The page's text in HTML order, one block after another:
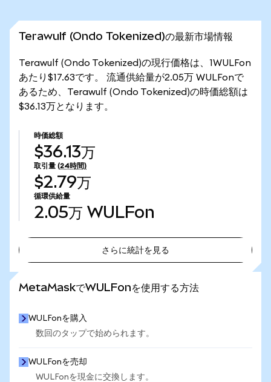
Terawulf (Ondo Tokenized)の最新市場情報
Terawulf (Ondo Tokenized)の現行価格は、1WULFon
あたり$17.63です。 流通供給量が2.05万 WULFonで
あるため、Terawulf (Ondo Tokenized)の時価総額は
$36.13万となります。
時価総額
$36.13万
取引量 (24時間)
$2.79万
循環供給量
2.05万 WULFon
さらに統計を見る
MetaMaskでWULFonを使用する方法
WULFonを購入
数回のタップで始められます。
WULFonを売却
WULFonを現金に交換します。